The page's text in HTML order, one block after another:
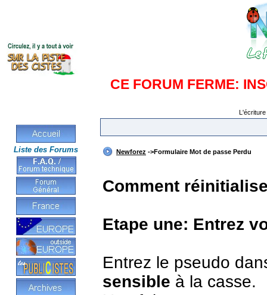
CE FORUM FERME:
Liste des Forums Newforez ->Formulaire Mot de passe Perdu
Comment
Etape une: Entrez
Entrez le pseudo
sensible à la casse.